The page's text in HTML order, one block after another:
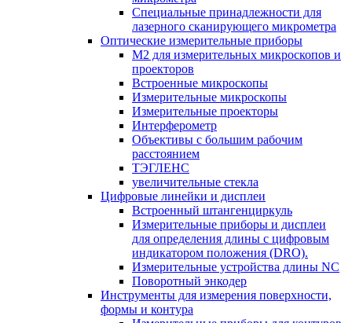
Специальные принадлежности для
лазерного сканирующего микрометра
Оптические измерительные приборы
M2 для измерительных микроскопов и
проекторов
Встроенные микроскопы
Измерительные микроскопы
Измерительные проекторы
Интерферометр
Объективы с большим рабочим
расстоянием
ТЭГЛЕНС
увеличительные стекла
Цифровые линейки и дисплеи
Встроенный штангенциркуль
Измерительные приборы и дисплеи
для определения длины с цифровым
индикатором положения (DRO).
Измерительные устройства длины NC
Поворотный энкодер
Инструменты для измерения поверхности,
формы и контура